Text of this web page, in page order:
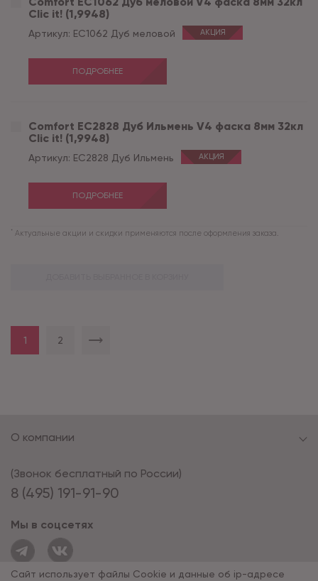
Clic it! (1,9948)
Артикул: EC1062 Дуб меловой АКЦИЯ
ПОДРОБНЕЕ
Comfort EC2828 Дуб Ильмень V4 фаска 8мм 32кл
Clic it! (1,9948)
Артикул: EC2828 Дуб Ильмень АКЦИЯ
ПОДРОБНЕЕ
* Актуальные акции и скидки применяются после оформления заказа.
1 2
8 (495) 191-91-90
(Звонок бесплатный по России)
Мы в соцсетях
О компании
Сайт использует файлы Cookie и данные об ip-адресе